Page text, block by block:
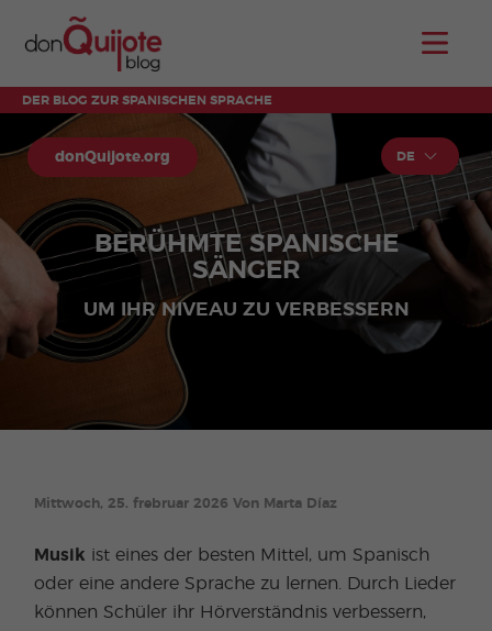
DER BLOG ZUR SPANISCHEN SPRACHE
donQuijote.org DE
BERÜHMTE SPANISCHE
SÄNGER
UM IHR NIVEAU ZU VERBESSERN
Mittwoch, 25. frebruar 2026 Von Marta Díaz
Musik ist eines der besten Mittel, um Spanisch
oder eine andere Sprache zu lernen. Durch Lieder
können Schüler ihr Hörverständnis verbessern,